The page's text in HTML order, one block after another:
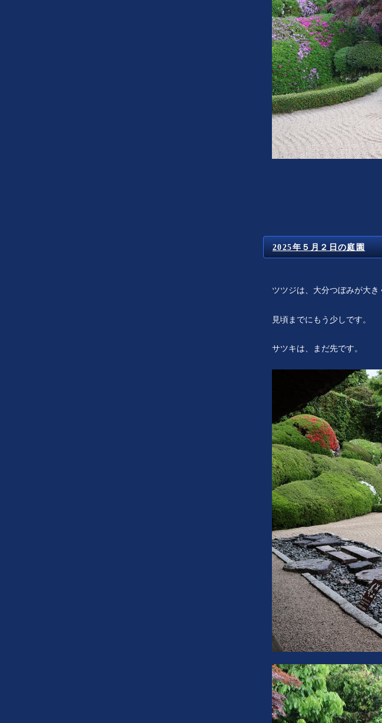
2025年５月２日の庭園
ツツジは、大分つぼみが大き
見頃までにもう少しです。
サツキは、まだ先です。